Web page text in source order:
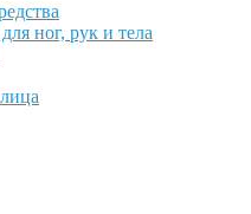
ног, рук и тела